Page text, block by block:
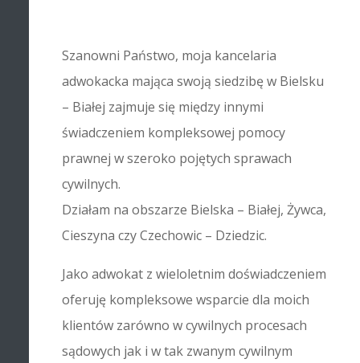
Szanowni Państwo, moja kancelaria
adwokacka mająca swoją siedzibę w Bielsku
– Białej zajmuje się między innymi
świadczeniem kompleksowej pomocy
prawnej w szeroko pojętych sprawach
cywilnych.
Działam na obszarze Bielska – Białej, Żywca,
Cieszyna czy Czechowic – Dziedzic.
Jako adwokat z wieloletnim doświadczeniem
oferuję kompleksowe wsparcie dla moich
klientów zarówno w cywilnych procesach
sądowych jak i w tak zwanym cywilnym